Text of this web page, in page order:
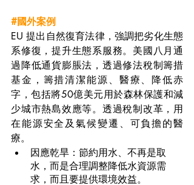
#國外案例
EU 提出自然復育法律，強調把劣化生態
系修復，提升生態系服務。美國八月通
過降低通貨膨脹法，透過修法稅制籌措
基金，籌措清潔能源、醫療、降低赤
字，包括將50億美元用於森林保護和減
少城市熱島效應等。透過稅制改革，用
在能源安全及氣候變遷、可負擔的醫
療。
因應乾旱：節約用水、不再是取
水，而是合理調整降低水資源需
求，而且要提供環境效益。